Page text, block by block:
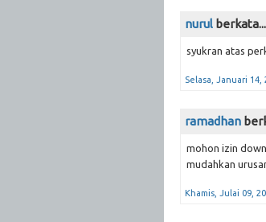
nurul berkata...
Selasa, Januari 14,
ramadhan
mohon izin
mudahkan
Khamis, Julai 09,